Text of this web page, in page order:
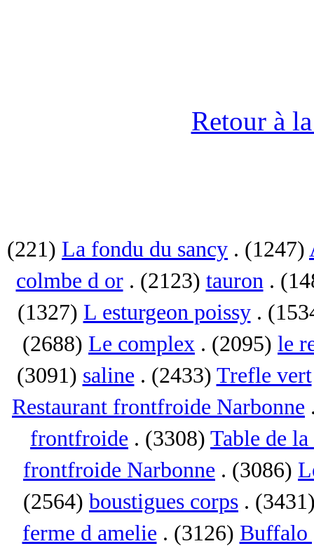
Retour à
(221) La fondu du sancy . (1247)
colmbe d or. (2123) tauron.
(1327) L esturgeon poissy.
(2688) Le complex . (2095) le
(3091) saline . (2433) Trefle vert
Restaurant frontfroide Narbonne
frontfroide . (3308) Table de
frontfroide Narbonne . (3086)
(2564) boustigues corps .
ferme d amelie . (3126) Buffalo